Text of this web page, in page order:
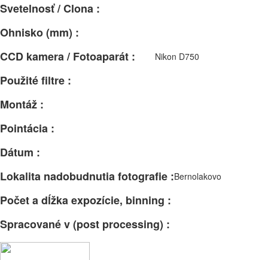
Svetelnosť / Clona :
Ohnisko (mm) :
CCD kamera / Fotoaparát :
Nikon D750
Použité filtre :
Montáž :
Pointácia :
Dátum :
Lokalita nadobudnutia fotografie :Bernolakovo
Počet a dĺžka expozície, binning :
Spracované v (post processing) :
Facebook
Email